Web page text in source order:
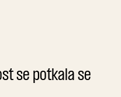
se potkala se